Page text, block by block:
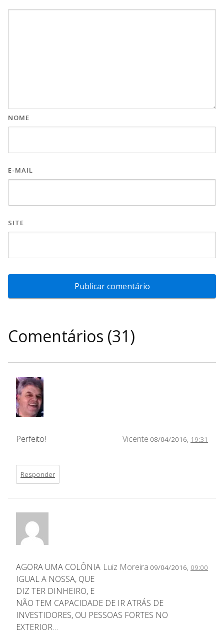
NOME
E-MAIL
SITE
Comentários (31)
Vicente 08/04/2016, 19:31
Perfeito!
Responder
Luiz Moreira 09/04/2016, 09:00
AGORA UMA COLÔNIA
IGUAL A NOSSA, QUE
DIZ TER DINHEIRO, E
NÃO TEM CAPACIDADE DE IR ATRÁS DE
INVESTIDORES, OU PESSOAS FORTES NO
EXTERIOR…